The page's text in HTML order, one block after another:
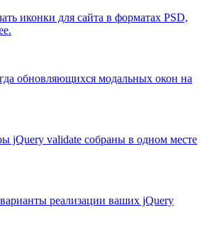
иконки для сайта в форматах PSD,
обновляющихся модальных окон на
jQuery validate собраны в одном месте
реализации ваших jQuery